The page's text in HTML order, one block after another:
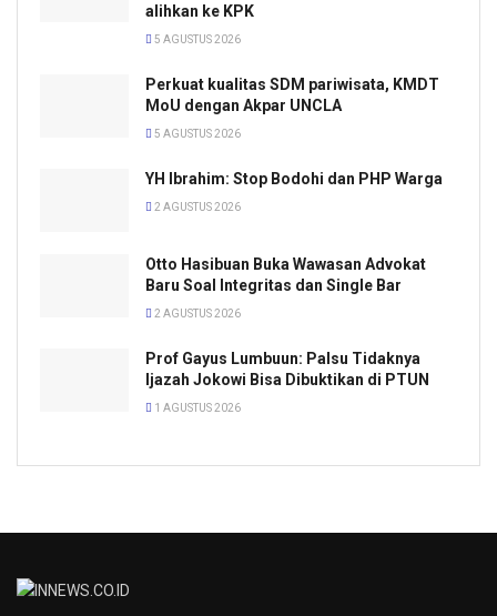
alihkan ke KPK
5 AGUSTUS 2026
Perkuat kualitas SDM pariwisata, KMDT
MoU dengan Akpar UNCLA
5 AGUSTUS 2026
YH Ibrahim: Stop Bodohi dan PHP Warga
2 AGUSTUS 2026
Otto Hasibuan Buka Wawasan Advokat
Baru Soal Integritas dan Single Bar
2 AGUSTUS 2026
Prof Gayus Lumbuun: Palsu Tidaknya
Ijazah Jokowi Bisa Dibuktikan di PTUN
1 AGUSTUS 2026